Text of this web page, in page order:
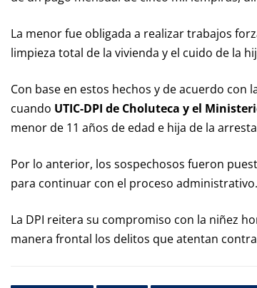
La menor fue obligada a realizar trabajos
limpieza total de la vivienda y el cuido de la
Con base en estos hechos y de acuerdo con
cuando UTIC-DPI de Choluteca y el
menor de 11 años de edad e hija de la
Por lo anterior, los sospechosos fueron
para continuar con el proceso administrativo.
La DPI reitera su compromiso con la niñez
manera frontal los delitos que atentan